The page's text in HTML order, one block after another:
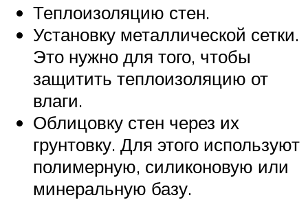
Теплоизоляцию стен.
Установку металлической сетки.
Это нужно для того, чтобы
защитить теплоизоляцию от
влаги.
Облицовку стен через их
грунтовку. Для этого используют
полимерную, силиконовую или
минеральную базу.